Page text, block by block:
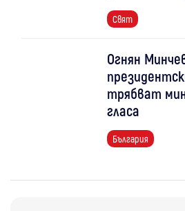
Свят
Огнян
трябват
гласа
България